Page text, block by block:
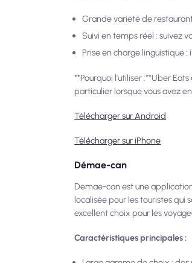
Grande variété de
Suivi en temps réel : suivez
Prise en charge linguistique
**Pourquoi l'utiliser :**Uber
particulier lorsque vous avez
Télécharger sur Android
Télécharger sur iPhone
Démae-can
Demae-can est une
localisée pour les touristes qui
excellent choix pour les
Caractéristiques principales :